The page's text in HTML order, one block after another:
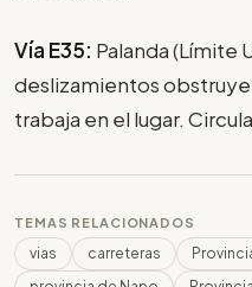
Vía E35: Palanda (Límite
deslizamientos
trabaja en el lugar.
TEMAS RELACIONADOS
vias carreteras